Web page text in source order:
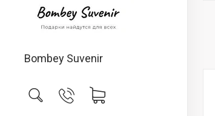
Bombey Suvenir